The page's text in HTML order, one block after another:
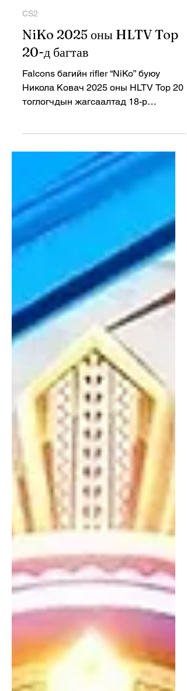
CS2
NiKo 2025 оны HLTV Top
20-д багтав
Falcons багийн rifler “NiKo” буюу
дараалан арван удаа багтсан анхны
тоглогч боллоо. Энэ нь түүний
карьерын түүхэн амжилт хэдий ч
2025 он “NiKo”- ийн хувьд төгс
улирал байсангүй. “NiKo”- ийн хувьд
Top 20-д багтах болсон гол шалтгаан
нь нэлээн хэдэн удаагийн
тогтвортой, хүчтэй тоглолтууд байв.
Тэрээр улирлын турш өндөр дундаж
үзүүлэлтээ хадгалж чадсан бөгөөд
баг нь PGL Cluj-Napoca